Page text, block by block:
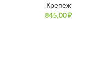
Крепеж
₽